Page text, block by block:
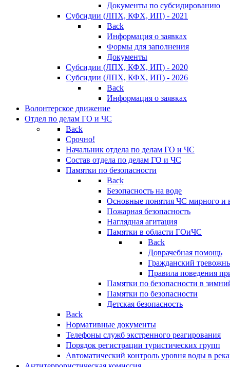
Документы по субсидированию
Субсидии (ЛПХ, КФХ, ИП) - 2021
Back
Информация о заявках
Формы для заполнения
Документы
Субсидии (ЛПХ, КФХ, ИП) - 2020
Субсидии (ЛПХ, КФХ, ИП) - 2026
Back
Информация о заявках
Волонтерское движение
Отдел по делам ГО и ЧС
Back
Срочно!
Начальник отдела по делам ГО и ЧС
Состав отдела по делам ГО и ЧС
Памятки по безопасности
Back
Безопасность на воде
Основные понятия ЧС мирного и
Пожарная безопасность
Наглядная агитация
Памятки в области ГОиЧС
Back
Доврачебная помощь
Гражданский
Правила поведения
Памятки по безопасности в
Памятки по безопасности
Детская безопасность
Back
Нормативные документы
Телефоны служб экстренного реагирования
Порядок регистрации туристических групп
Автоматический контроль уровня воды в